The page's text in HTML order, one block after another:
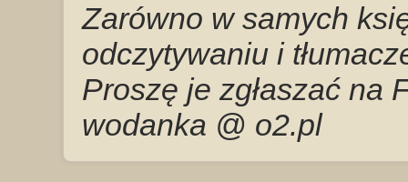
Zarówno w samych
odczytywaniu i
Proszę je zgłaszać na
wodanka @ o2.pl